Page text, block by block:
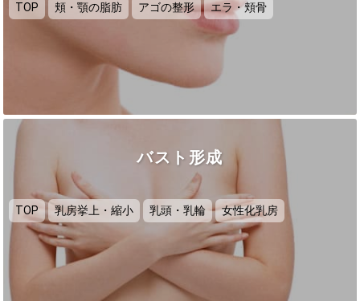
TOP 頬・顎の脂肪 アゴの整形 エラ・頬骨
バスト形成
TOP 乳房挙上・縮小 乳頭・乳輪 女性化乳房